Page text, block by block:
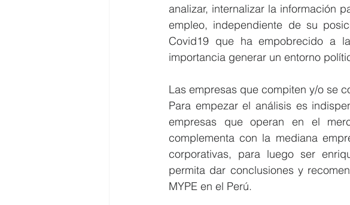
analizar, internalizar la información
empleo, independiente de su
Covid19 que ha empobrecido a
Las empresas que compiten y/o se
Para empezar el análisis es
empresas que operan en el
complementa con la mediana
corporativas, para luego ser
permita dar conclusiones y
MYPE en el Perú.